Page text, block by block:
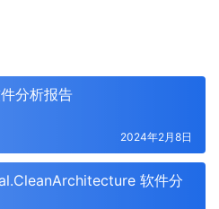
分析报告
2024年2月8日
软件分